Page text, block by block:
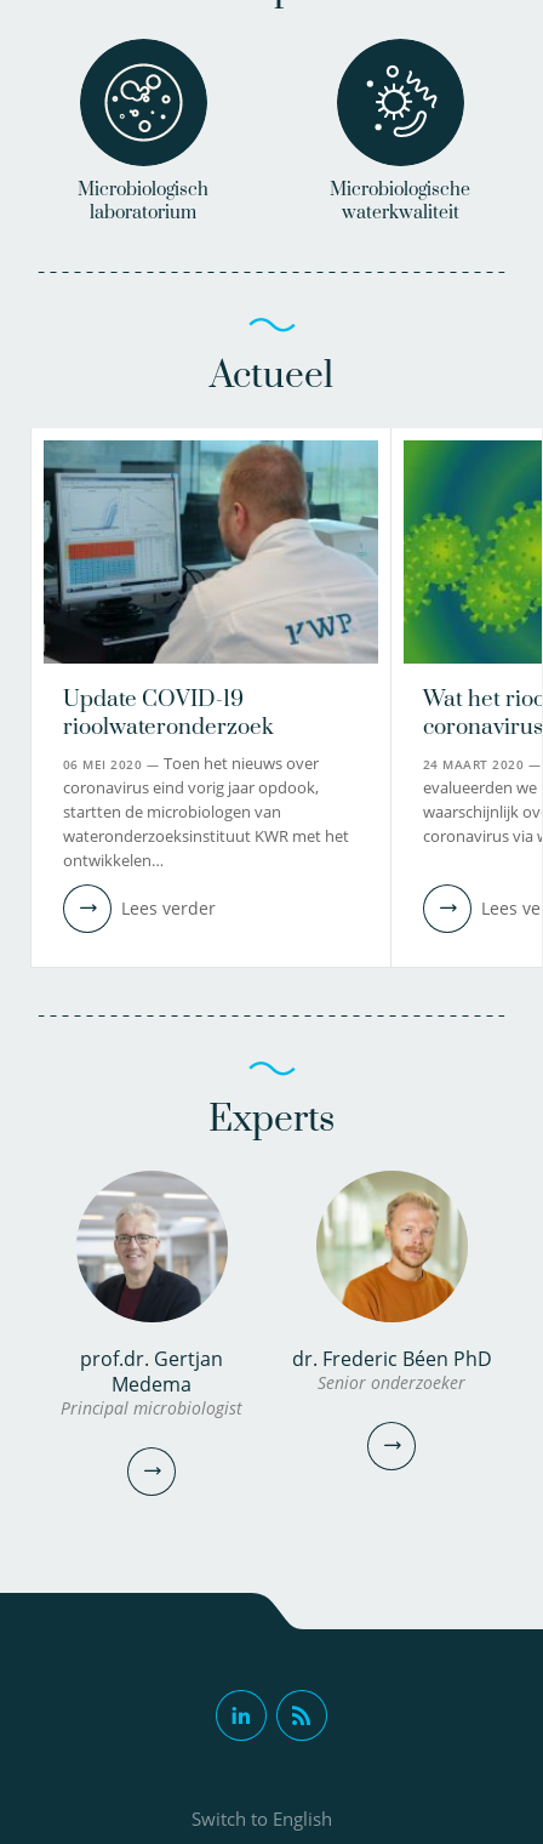
Microbiologisch
laboratorium
Microbiologische
waterkwaliteit
Actueel
Update COVID-19
rioolwateronderzoek
06 MEI 2020 — Toen het nieuws over
coronavirus eind vorig jaar opdook,
startten de microbiologen van
wateronderzoeksinstituut KWR met het
ontwikkelen…
Lees verder
Wat het
coronavirus
24 MAART 2020
evalueerden we
waarschijnlijk
coronavirus via
Lees
Experts
prof.dr. Gertjan
Medema
Principal microbiologist
dr. Frederic Béen PhD
Senior onderzoeker
dr. Frederic Béen
Senior onderzoeker
Switch to English